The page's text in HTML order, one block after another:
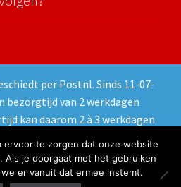
per Postnl. Sinds 11-07-
bezorgtijd van 2 werkdagen
kan daarom 2 à 3 werkdagen
and maintained bywinkeltjes.net
ervoor te zorgen dat onze website
Als je doorgaat met het gebruiken
er vanuit dat ermee instemt.